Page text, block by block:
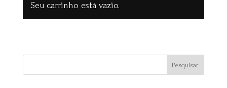
Seu carrinho está vazio.